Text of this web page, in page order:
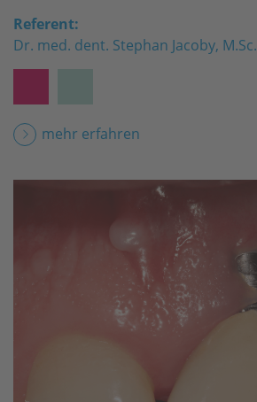
Referent:
Dr. med. dent. Stephan Jacoby, M.Sc.
mehr erfahren